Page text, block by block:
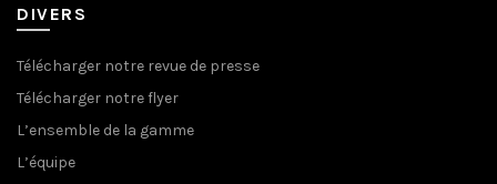
DIVERS
Télécharger notre revue de presse
Télécharger notre flyer
L’ensemble de la gamme
L’équipe